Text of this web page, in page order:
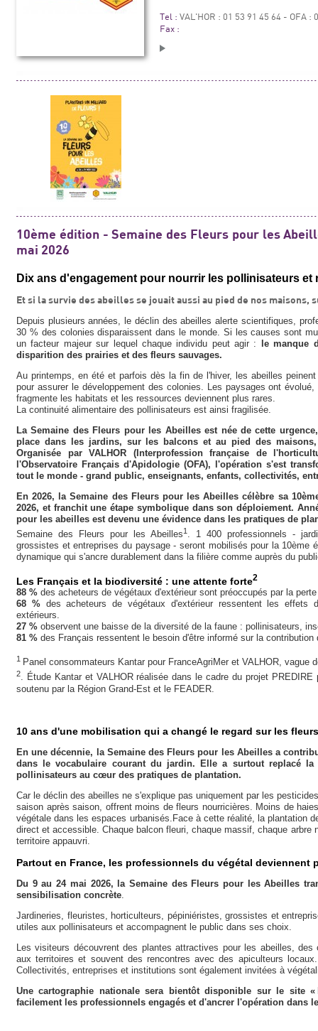
Tel : VAL'HOR : 01 53 91 45 64 - OFA :
Fax :
10ème édition - Semaine des Fleurs pour les
mai 2026
Dix ans d'engagement pour nourrir les pollinisateurs et
Et si la survie des abeilles se jouait aussi au pied de nos maisons,
Depuis plusieurs années, le déclin des abeilles alerte scientifiques,
30 % des colonies disparaissent dans le monde. Si les causes sont
un facteur majeur sur lequel chaque individu peut agir : le manque
disparition des prairies et des fleurs sauvages.
Au printemps, en été et parfois dès la fin de l'hiver, les abeilles
pour assurer le développement des colonies. Les paysages ont
fragmente les habitats et les ressources deviennent plus rares.
La continuité alimentaire des pollinisateurs est ainsi fragilisée.
La Semaine des Fleurs pour les Abeilles est née de cette
place dans les jardins, sur les balcons et au pied des
Organisée par VALHOR (Interprofession française de
l'Observatoire Français d'Apidologie (OFA), l'opération s'est
tout le monde - grand public, enseignants, enfants, collectivités,
En 2026, la Semaine des Fleurs pour les Abeilles célèbre sa
2026, et franchit une étape symbolique dans son déploiement.
pour les abeilles est devenu une évidence dans les pratiques de
Semaine des Fleurs pour les Abeilles1 . 1 400 professionnels -
grossistes et entreprises du paysage - seront mobilisés pour la 10ème
dynamique qui s'ancre durablement dans la filière comme auprès du
Les Français et la biodiversité : une attente forte2
88 % des acheteurs de végétaux d'extérieur sont préoccupés par la
68 % des acheteurs de végétaux d'extérieur ressentent les effets
extérieurs.
27 % observent une baisse de la diversité de la faune : pollinisateurs,
81 % des Français ressentent le besoin d'être informé sur la
1 Panel consommateurs Kantar pour FranceAgriMer et VALHOR, vague
2. Étude Kantar et VALHOR réalisée dans le cadre du projet
soutenu par la Région Grand-Est et le FEADER.
10 ans d'une mobilisation qui a changé le regard sur les
En une décennie, la Semaine des Fleurs pour les Abeilles a
dans le vocabulaire courant du jardin. Elle a surtout replacé la
pollinisateurs au cœur des pratiques de plantation.
Car le déclin des abeilles ne s'explique pas uniquement par les
saison après saison, offrent moins de fleurs nourricières. Moins de
végétale dans les espaces urbanisés.Face à cette réalité, la plantation
direct et accessible. Chaque balcon fleuri, chaque massif, chaque arbre
territoire appauvri.
Partout en France, les professionnels du végétal deviennent
Du 9 au 24 mai 2026, la Semaine des Fleurs pour les Abeilles
sensibilisation concrète
Jardineries, fleuristes, horticulteurs, pépiniéristes, grossistes et
utiles aux pollinisateurs et accompagnent le public dans ses choix.
Les visiteurs découvrent des plantes attractives pour les abeilles,
aux territoires et souvent des rencontres avec des apiculteurs
Collectivités, entreprises et institutions sont également invitées à
Une cartographie nationale sera bientôt disponible sur le site
facilement les professionnels engagés et d'ancrer l'opération dans